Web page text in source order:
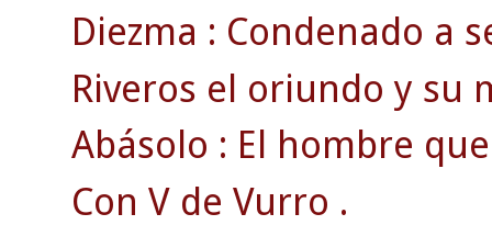
Diezma : Condenado a
Riveros el oriundo y su
Abásolo : El hombre
Con V de Vurro .